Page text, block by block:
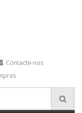
Contacte-nos